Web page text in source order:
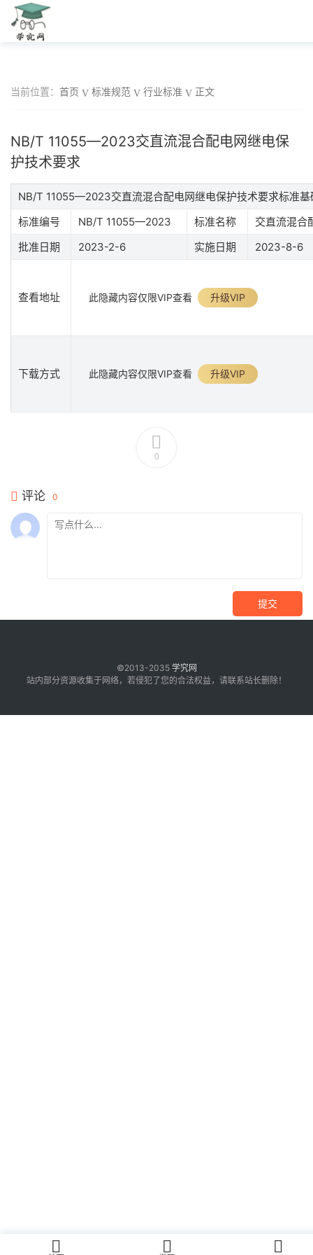
当前位置： 首页 标准规范 行业标准 正文
NB/T 11055—2023交直流混合配电网继电保
护技术要求
NB/T 11055—2023交直流混合配电网继电保护技术要求标准基
标准编号
NB/T 11055—2023 标准名称
交直流混合
批准日期
2023-2-6 实施日期 2023-8-6
查看地址 此隐藏内容仅限VIP查看 升级VIP
下载方式 此隐藏内容仅限VIP查看 升级VIP
0
评论 0
提交
©2013-2035 学究网
站内部分资源收集于网络，若侵犯了您的合法权益，请联系站长删除！